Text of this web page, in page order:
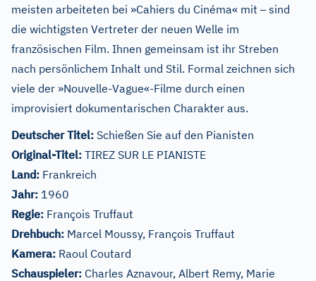
meisten arbeiteten bei »Cahiers du Cinéma« mit–sind
die wichtigsten Vertreter der neuen Welle im
französischen Film. Ihnen gemeinsam ist ihr Streben
nach persönlichem Inhalt und Stil. Formal zeichnen sich
viele der »Nouvelle-Vague«-Filme durch einen
improvisiert dokumentarischen Charakter aus.
Deutscher Titel: Schießen Sie auf den Pianisten
Original-Titel: TIREZ SUR LE PIANISTE
Land: Frankreich
Jahr: 1960
Regie: François Truffaut
Drehbuch: Marcel Moussy, François Truffaut
Kamera: Raoul Coutard
Schauspieler: Charles Aznavour, Albert Remy, Marie